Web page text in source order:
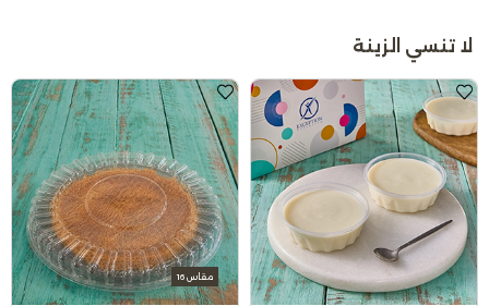
لا تنسي الزينة
مقاس 16